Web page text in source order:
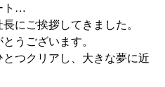
ト…
にご挨拶してきました。
うございます。
つクリアし、大きな夢に近